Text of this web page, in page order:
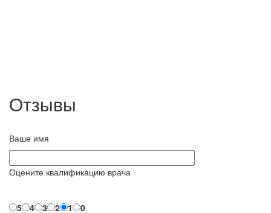
Отзывы
Ваше имя
Оцените квалификацию врача
5 4 3 2 1
0